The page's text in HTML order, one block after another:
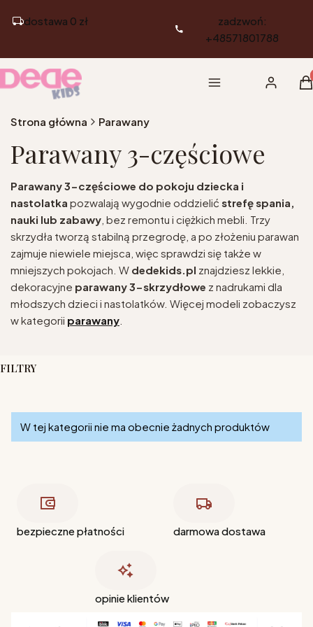
dostawa 0 zł
zadzwoń:
+48571801788
Menu Zaloguj się
Strona główna Parawany
Parawany 3-częściowe
Parawany 3-częściowe do pokoju dziecka i
nastolatka pozwalają wygodnie oddzielić strefę spania,
nauki lub zabawy , bez remontu i ciężkich mebli. Trzy
skrzydła tworzą stabilną przegrodę, a po złożeniu parawan
zajmuje niewiele miejsca, więc sprawdzi się także w
mniejszych pokojach. W dedekids.pl znajdziesz lekkie,
dekoracyjne parawany 3-skrzydłowe z nadrukami dla
młodszych dzieci i nastolatków. Więcej modeli zobaczysz
w kategorii parawany
FILTRY
Lista produktów
W tej kategorii nie ma obecnie żadnych produktów
bezpieczne płatności darmowa dostawa
opinie klientów